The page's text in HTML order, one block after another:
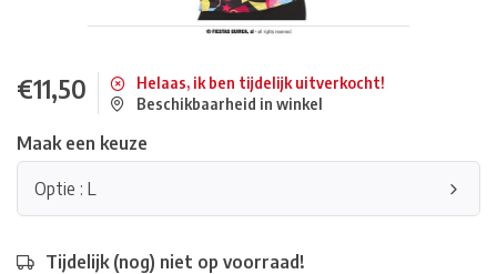
€11,50
Helaas, ik ben tijdelijk uitverkocht!
Beschikbaarheid in winkel
Maak een keuze
Optie : L
Tijdelijk (nog) niet op voorraad!